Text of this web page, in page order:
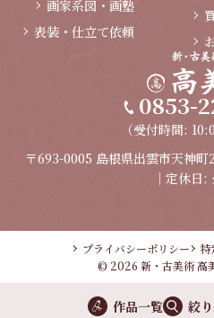
画家系図・画塾
表装・仕立て依頼
0853-
（受付時間:
〒693-0005 島根県出雲市天神
｜定休日:
プライバシーポリシー
特
© 2026 新・古美術 高
作品一覧 絞